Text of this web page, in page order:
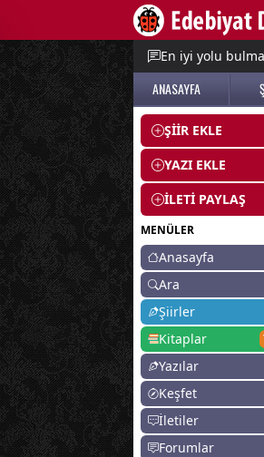
En iyi yolu
ANASAYFA
ŞİİR EKLE
YAZI EKLE
İLETİ PAYLAŞ
MENÜLER
Anasayfa
Ara
Şiirler
Kitaplar
Yazılar
Keşfet
İletiler
Forumlar
menu